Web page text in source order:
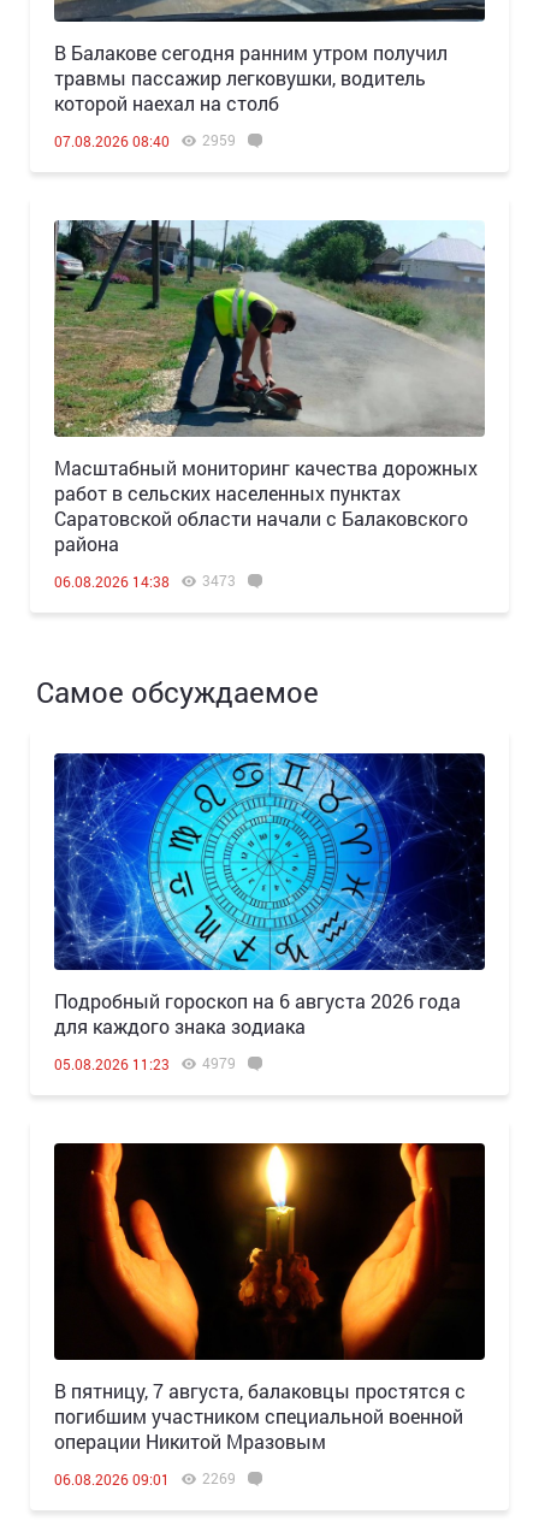
В Балакове сегодня ранним утром получил
травмы пассажир легковушки, водитель
которой наехал на столб
07.08.2026 08:40 2959
Масштабный мониторинг качества дорожных
работ в сельских населенных пунктах
Саратовской области начали с Балаковского
района
06.08.2026 14:38 3473
Самое обсуждаемое
Подробный гороскоп на 6 августа 2026 года
для каждого знака зодиака
05.08.2026 11:23 4979
В пятницу, 7 августа, балаковцы простятся с
погибшим участником специальной военной
операции Никитой Мразовым
06.08.2026 09:01 2269